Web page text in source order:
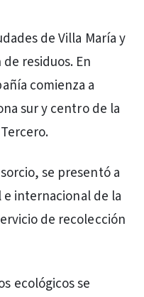
de Villa María y
residuos. En
comienza a
sur y centro de la
se presentó a
internacional de la
de recolección
ecológicos se